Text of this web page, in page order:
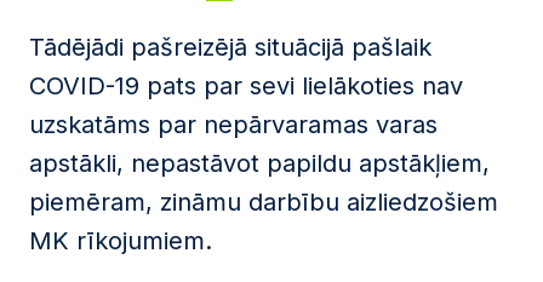
Tādējādi pašreizējā situācijā pašlaik
COVID-19 pats par sevi lielākoties nav
uzskatāms par nepārvaramas varas
apstākli, nepastāvot papildu apstākļiem,
piemēram, zināmu darbību aizliedzošiem
MK rīkojumiem.